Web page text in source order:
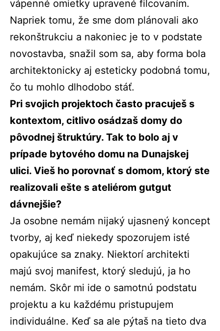
vápenné omietky upravené filcovaním.
Napriek tomu, že sme dom plánovali ako
rekonštrukciu a nakoniec je to v podstate
novostavba, snažil som sa, aby forma bola
architektonicky aj esteticky podobná tomu,
čo tu mohlo dlhodobo stáť.
Pri svojich projektoch často pracuješ s
kontextom, citlivo osádzaš domy do
pôvodnej štruktúry. Tak to bolo aj v
prípade bytového domu na Dunajskej
ulici. Vieš ho porovnať s domom, ktorý ste
realizovali ešte s ateliérom gutgut
dávnejšie?
Ja osobne nemám nijaký ujasnený koncept
tvorby, aj keď niekedy spozorujem isté
opakujúce sa znaky. Niektorí architekti
majú svoj manifest, ktorý sledujú, ja ho
nemám. Skôr mi ide o samotnú podstatu
projektu a ku každému pristupujem
individuálne. Keď sa ale pýtaš na tieto dva